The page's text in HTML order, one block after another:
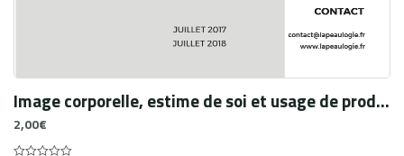
Image corporelle, estime de soi et usage de produits éclaircissants : Niveau de satisfaction corporelle et perception globale de soi chez 659 femmes dépigmentées à Korhogo (Côte d’Ivoire)
2,00€